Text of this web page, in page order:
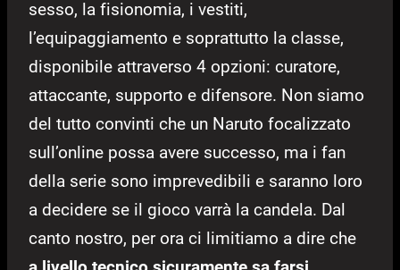
sesso, la fisionomia, i vestiti,
l’equipaggiamento e soprattutto la classe,
disponibile attraverso 4 opzioni: curatore,
attaccante, supporto e difensore. Non siamo
del tutto convinti che un Naruto focalizzato
sull’online possa avere successo, ma i fan
della serie sono imprevedibili e saranno loro
a decidere se il gioco varrà la candela. Dal
canto nostro, per ora ci limitiamo a dire che